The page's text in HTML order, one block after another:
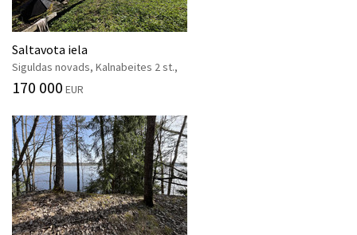
Saltavota iela
Siguldas novads, Kalnabeites 2 st.,
170 000 EUR